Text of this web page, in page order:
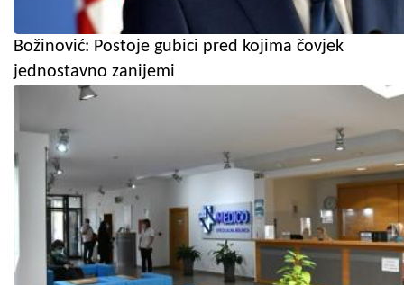
Božinović: Postoje gubici pred kojima čovjek
jednostavno zanijemi